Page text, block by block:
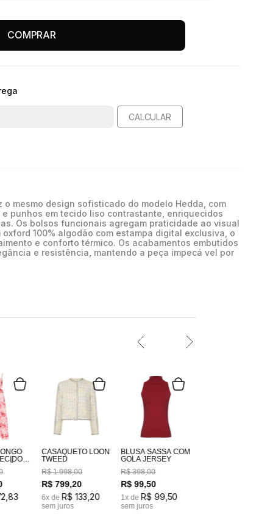
COMPRAR
CALCULAR
o mesmo design sofisticado do modelo Hedda, com
punhos em tecido liso contrastante, enriquecidos
Os bolsos funcionais agregam praticidade ao visual
100% algodão com estampa digital exclusiva, o
e conforto térmico. Os acabamentos embutidos
e resistência, mantendo a peça impecá vel por
,83
CASAQUETO LOON
TWEED
R$ 1.998,00
R$ 799,20
6x de R$ 133 20
sem juros
BLUSA SASSÁ COM
GOLA JERSEY
R$ 398,00
R$ 99,50
1x de R$ 99, 50
sem juros